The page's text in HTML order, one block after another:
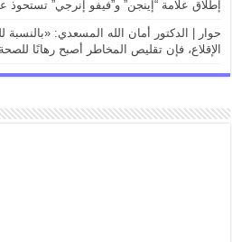
إطلاق علامة “إينجن” و”فيفو إنرجي” تستحوذ
حوار | الدكتور أمان الله المسعدي: «بالنسبة
الإقلاع، فإن تقليص المخاطر أصبح رهانًا